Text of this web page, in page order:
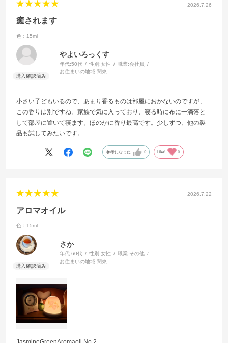
2026.7.26
癒されます
色：15ml
やよいろっくす
年代:50代 性別:女性 職業:会社員
お住まいの地域:関東
小さい子どもいるので、あまり香るものは部屋におかないのですが、
この香りは別ですね。家族で気に入っており、寝る時に布に一滴落と
して部屋に置いて寝ます。ほのかに香り最高です。少しずつ、他の製
品も試してみたいです。
参考になった 0 Like! 0
2026.7.22
アロマオイル
色：15ml
さか
年代:60代 性別:女性 職業:その他
お住まいの地域:関東